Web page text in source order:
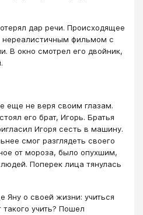
дар речи. Происходящее
фильмом с
В окно смотрел его двойник,
еще не веря своим глазам.
его брат, Игорь. Братья
Игоря сесть в машину.
смог разглядеть своего
от мороза, было опухшим,
Поперек лица тянулась
Яну о своей жизни: учиться
учить? Пошел